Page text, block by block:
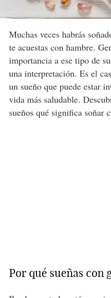
Muchas veces habrás
te acuestas con hambre.
importancia a ese tipo de
una interpretación. Es el
un sueño que puede estar
vida más saludable.
sueños qué significa soñar
Por qué sueñas con